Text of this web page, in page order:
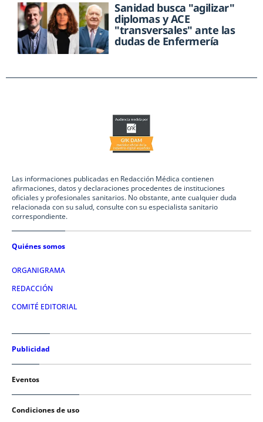
Sanidad busca "agilizar"
diplomas y ACE
"transversales" ante las
dudas de Enfermería
Las informaciones publicadas en Redacción Médica contienen
afirmaciones, datos y declaraciones procedentes de instituciones
oficiales y profesionales sanitarios. No obstante, ante cualquier duda
relacionada con su salud, consulte con su especialista sanitario
correspondiente.
Quiénes somos
ORGANIGRAMA
REDACCIÓN
COMITÉ EDITORIAL
Publicidad
Eventos
Condiciones de uso